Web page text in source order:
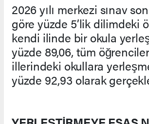
2026 yılı merkezi sınav
göre yüzde 5’lik dilimdeki
kendi ilinde bir okula
yüzde 89,06, tüm
illerindeki okullara
yüzde 92,93 olarak